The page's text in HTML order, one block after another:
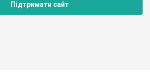
Підтримати сайт